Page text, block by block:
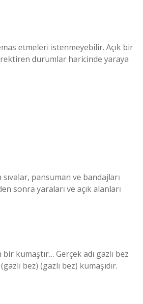
etmeleri istenmeyebilir. Açık bir
durumlar haricinde yaraya
pansuman ve bandajları
sonra yaraları ve açık alanları
kumaştır… Gerçek adı gazlı bez
bez) (gazlı bez) kumaşıdır.